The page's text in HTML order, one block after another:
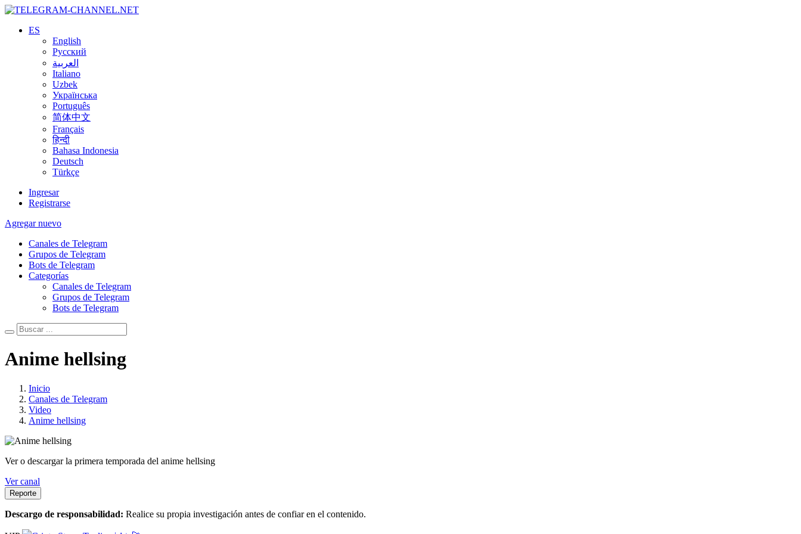
ES
English
Русский
العربية
Italiano
Uzbek
Українська
Português
简体中文
Français
हिन्दी
Bahasa Indonesia
Deutsch
Türkçe
Ingresar
Registrarse
Agregar nuevo
Canales de Telegram
Grupos de Telegram
Bots de Telegram
Categorías
Canales de Telegram
Grupos de Telegram
Bots de Telegram
Anime hellsing
Inicio
Canales de Telegram
Video
Anime hellsing
Ver o descargar la primera temporada del anime hellsing
Ver canal
Reporte
Descargo de responsabilidad: Realice su propia investigación antes de confiar en el contenido.